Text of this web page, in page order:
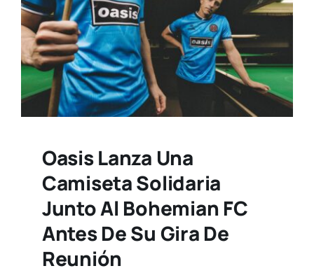
Oasis Lanza Una
Camiseta Solidaria
Junto Al Bohemian FC
Antes De Su Gira De
Reunión